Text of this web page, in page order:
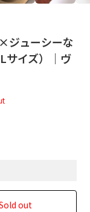
ジューシーな
サイズ）｜ヴ
out